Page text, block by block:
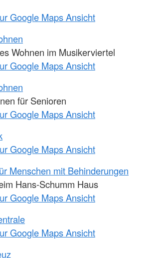
Google Maps Ansicht
Wohnen im Musikerviertel
Google Maps Ansicht
für Senioren
Google Maps Ansicht
Google Maps Ansicht
Menschen mit Behinderungen
Hans-Schumm Haus
Google Maps Ansicht
Google Maps Ansicht